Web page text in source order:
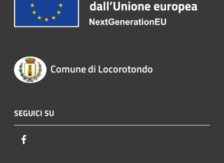
Comune di Locorotondo
SEGUICI SU